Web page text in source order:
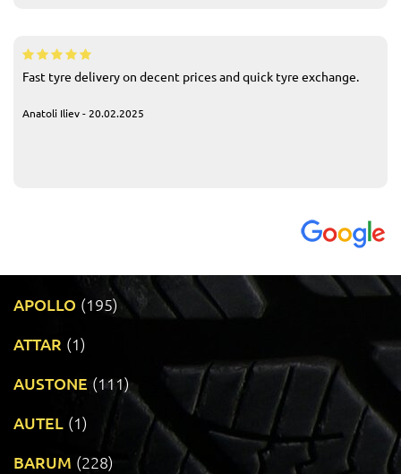
Fast tyre delivery on decent prices and quick tyre exchange.
Anatoli Iliev - 20.02.2025
APOLLO (195)
ATTAR (1)
AUSTONE (111)
AUTEL (1)
BARUM (228)